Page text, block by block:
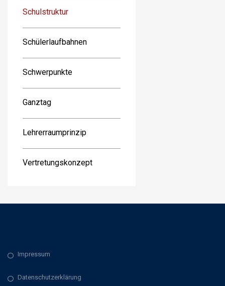
Schulstruktur
Schülerlaufbahnen
Schwerpunkte
Ganztag
Lehrerraumprinzip
Vertretungskonzept
Impressum
Datenschutzerklärung